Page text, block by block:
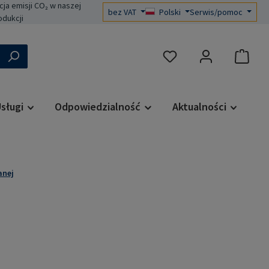
emisji CO₂ w naszej
bez VAT Polski Serwis/pomoc
Masz 0 przedmioty na
Odpowiedzialność Aktualności